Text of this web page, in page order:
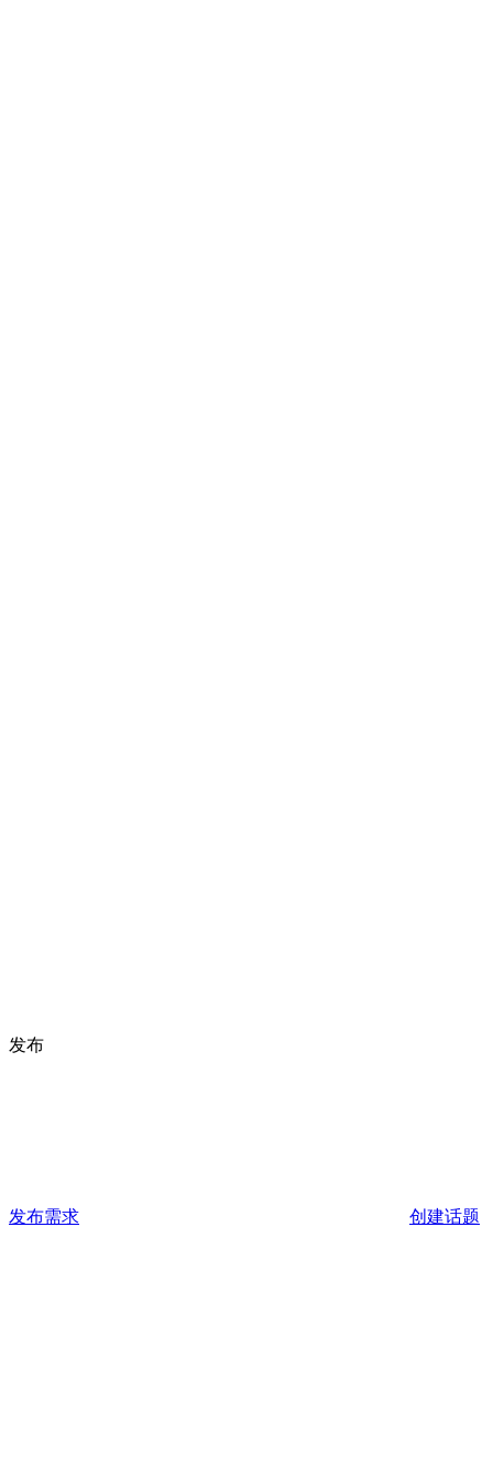
发布
发布需求 创建话题